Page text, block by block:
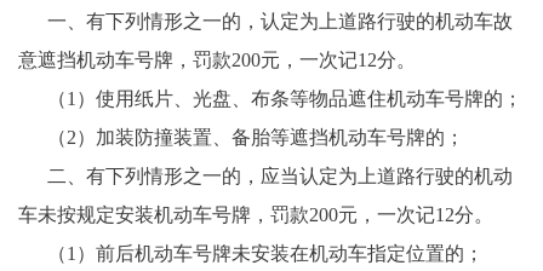
一、有下列情形之一的，认定为上道路行驶的机动车故
意遮挡机动车号牌，罚款200元，一次记12分。
（1）使用纸片、光盘、布条等物品遮住机动车号牌的；
（2）加装防撞装置、备胎等遮挡机动车号牌的；
二、有下列情形之一的，应当认定为上道路行驶的机动
车未按规定安装机动车号牌，罚款200元，一次记12分。
（1）前后机动车号牌未安装在机动车指定位置的；